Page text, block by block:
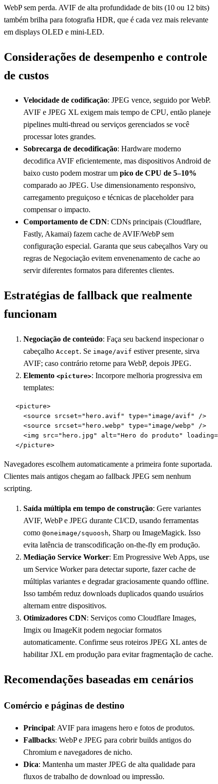
WebP sem perda. AVIF de alta profundidade de bits (10 ou 12 bits)
também brilha para fotografia HDR, que é cada vez mais relevante
em displays OLED e mini-LED.
Considerações de desempenho e controle
de custos
Velocidade de codificação: JPEG vence, seguido por WebP.
AVIF e JPEG XL exigem mais tempo de CPU, então planeje
pipelines multi-thread ou serviços gerenciados se você
processar lotes grandes.
Sobrecarga de decodificação: Hardware moderno
decodifica AVIF eficientemente, mas dispositivos Android de
baixo custo podem mostrar um pico de CPU de 5–10%
comparado ao JPEG. Use dimensionamento responsivo,
carregamento preguiçoso e técnicas de placeholder para
compensar o impacto.
Comportamento de CDN: CDNs principais (Cloudflare,
Fastly, Akamai) fazem cache de AVIF/WebP sem
configuração especial. Garanta que seus cabeçalhos Vary ou
regras de Negociação evitem envenenamento de cache ao
servir diferentes formatos para diferentes clientes.
Estratégias de fallback que realmente
funcionam
Negociação de conteúdo: Faça seu backend inspecionar o
cabeçalho Accept. Se image/avif estiver presente, sirva
AVIF; caso contrário retorne para WebP, depois JPEG.
Elemento <picture>: Incorpore melhoria progressiva em
templates:
   <picture>
     <source srcset="hero.avif" type="image/avif" />
     <source srcset="hero.webp" type="image/webp" />
<img src="hero.jpg" alt="Hero do produto"
   </picture>
Navegadores escolhem automaticamente a primeira fonte suportada.
Clientes mais antigos chegam ao fallback JPEG sem nenhum
scripting.
Saída múltipla em tempo de construção: Gere variantes
AVIF, WebP e JPEG durante CI/CD, usando ferramentas
como @oneimage/squoosh, Sharp ou ImageMagick. Isso
evita latência de transcodificação on-the-fly em produção.
Mediação Service Worker: Em Progressive Web Apps, use
um Service Worker para detectar suporte, fazer cache de
múltiplas variantes e degradar graciosamente quando offline.
Isso também reduz downloads duplicados quando usuários
alternam entre dispositivos.
Otimizadores CDN: Serviços como Cloudflare Images,
Imgix ou ImageKit podem negociar formatos
automaticamente. Confirme seus roteiros JPEG XL antes de
habilitar JXL em produção para evitar fragmentação de cache.
Recomendações baseadas em cenários
Comércio e páginas de destino
Principal: AVIF para imagens hero e fotos de produtos.
Fallbacks: WebP e JPEG para cobrir builds antigos do
Chromium e navegadores de nicho.
Dica: Mantenha um master JPEG de alta qualidade para
fluxos de trabalho de download ou impressão.